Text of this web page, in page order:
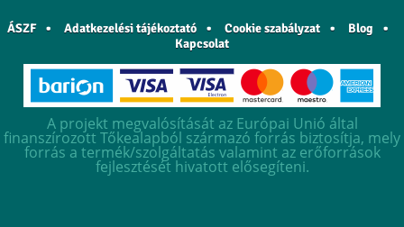
ÁSZF Adatkezelési tájékoztató Cookie szabályzat
Blog
Kapcsolat
A projekt megvalósítását az Európai Unió által
finanszírozott Tőkealapból származó forrás biztosítja, mely
forrás a termék/szolgáltatás valamint az erőforrások
fejlesztését hivatott elősegíteni.